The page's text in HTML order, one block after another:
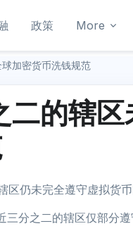
政策 More
加密货币洗钱规范
二的辖
仍未完全遵守虚拟货币
分之二的辖区仅部分